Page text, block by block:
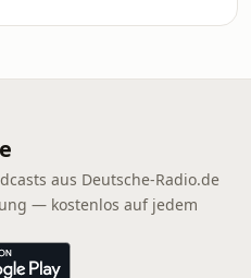
aus Deutsche-Radio.de
— kostenlos auf jedem